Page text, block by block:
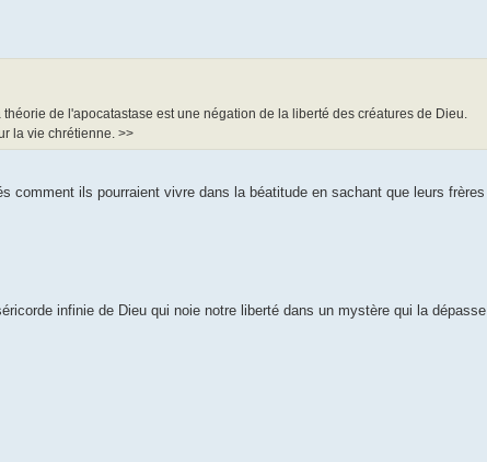
de l'apocatastase est une négation de la liberté des créatures de Dieu.
la vie chrétienne. >>
ils pourraient vivre dans la béatitude en sachant que leurs frères
infinie de Dieu qui noie notre liberté dans un mystère qui la dépasse